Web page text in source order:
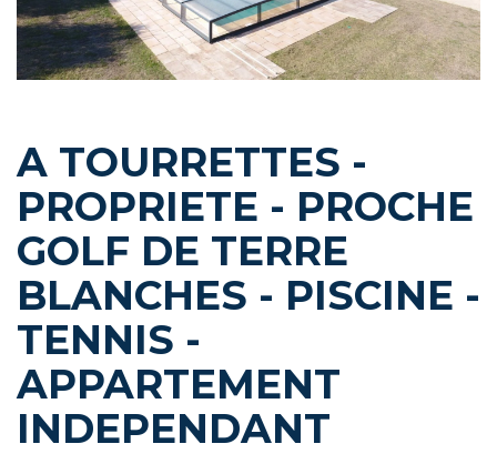
A TOURRETTES -
PROPRIETE - PROCHE
GOLF DE TERRE
BLANCHES - PISCINE -
TENNIS -
APPARTEMENT
INDEPENDANT